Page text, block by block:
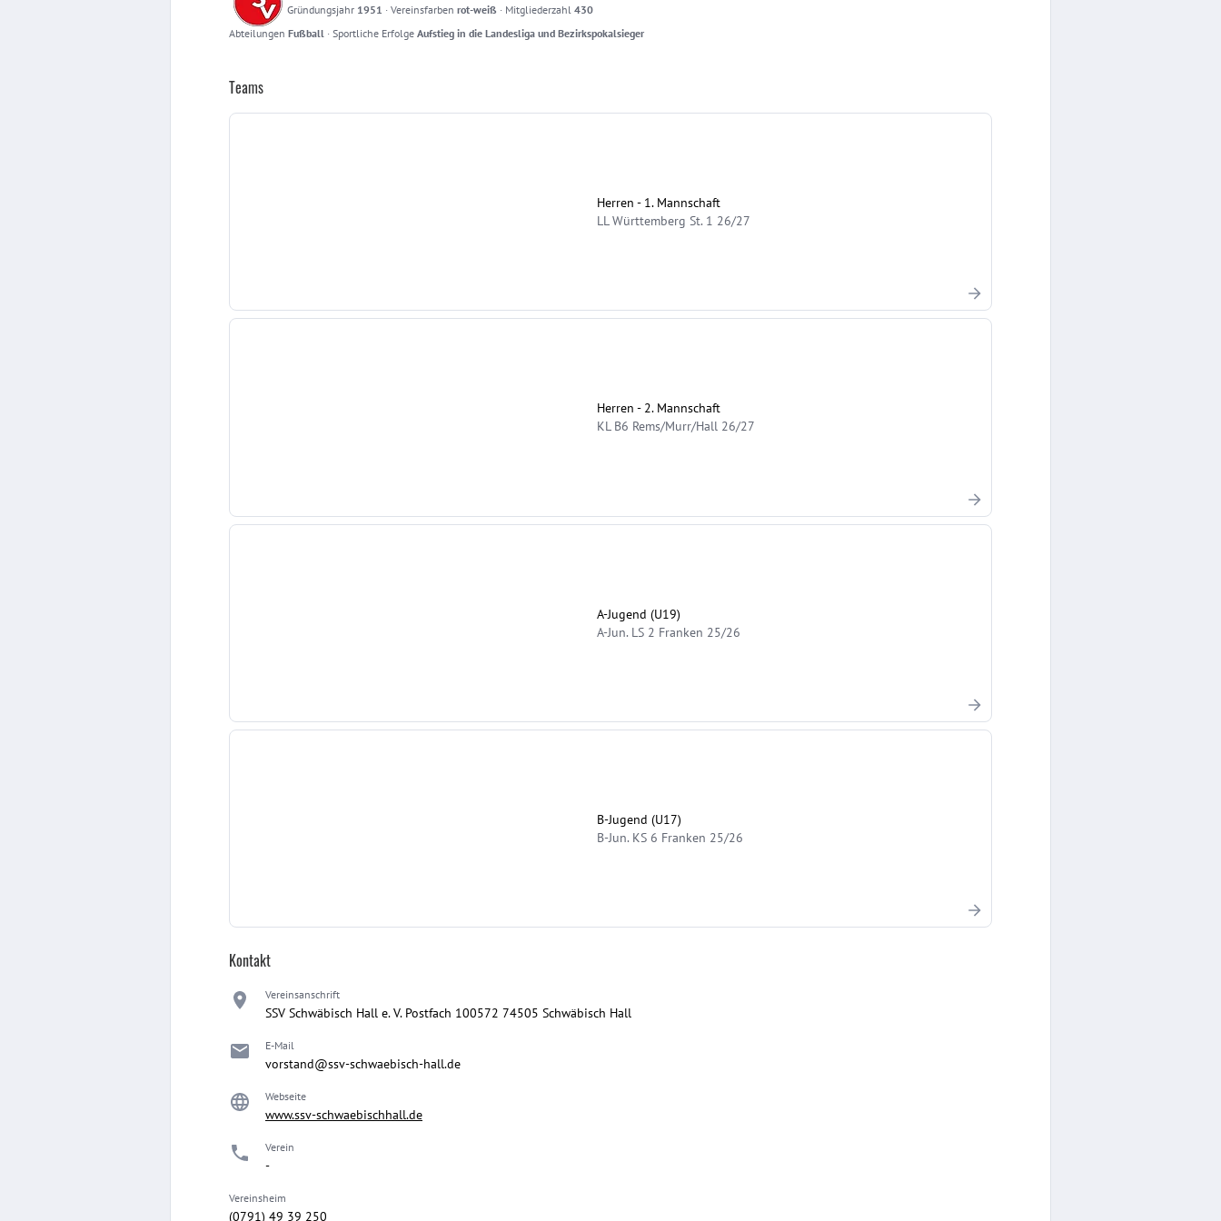
Gründungsjahr 1951 · Vereinsfarben rot-weiß · Mitgliederzahl 430
Abteilungen Fußball · Sportliche Erfolge Aufstieg in die Landesliga und Bezirkspokalsieger
Teams
Herren - 1. Mannschaft
LL Württemberg St. 1 26/27
Herren - 2. Mannschaft
KL B6 Rems/Murr/Hall 26/27
A-Jugend (U19)
A-Jun. LS 2 Franken 25/26
B-Jugend (U17)
B-Jun. KS 6 Franken 25/26
Kontakt
Vereinsanschrift
SSV Schwäbisch Hall e. V. Postfach 100572 74505 Schwäbisch Hall
E-Mail
vorstand@ssv-schwaebisch-hall.de
Webseite
www.ssv-schwaebischhall.de
Verein
-
Vereinsheim
(0791) 49 39 250